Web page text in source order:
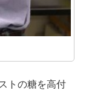
トの糖を高付